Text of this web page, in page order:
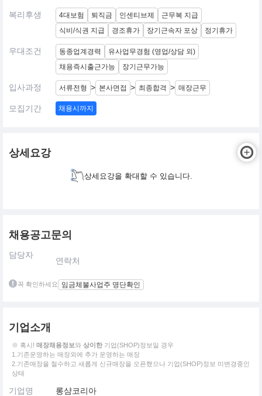
복리후생 4대보험 퇴직금 인센티브제
근무복 지급
식비/식권 지급
경조휴가 장기근속자 포상 정기휴가
우대조건 동종업계경력
유사업무경험 (영업/상담 외)
채용즉시출근가능
장기근무가능
입사과정 서류전형 > 본사면접 > 최종합격 > 매장근무
모집기간 채용시까지
상세요강
상세요강을 확대할 수 있습니다.
채용공고문의
담당자
연락처
꼭 확인하세요 임금체불사업주 명단확인
기업소개
※ 혹시! 매장채용정보와 상이한 기업(SHOP)정보일 경우
1.기존운영하는 매장외에 추가 운영하는 매장
2.기존매장을 철수하고 새롭게 신규매장을 오픈했으나 기업(SHOP)정보 미변경중인
상태
기업명 롱샴코리아